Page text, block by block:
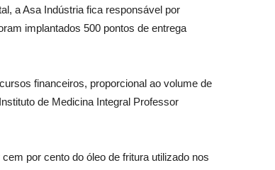
a Asa Indústria fica responsável por
implantados 500 pontos de entrega
financeiros, proporcional ao volume de
de Medicina Integral Professor
por cento do óleo de fritura utilizado nos